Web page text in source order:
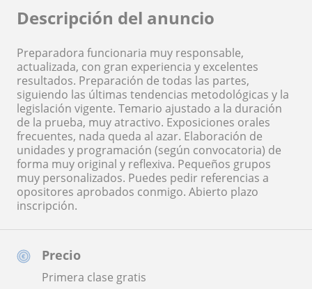
Precio
Primera clase gratis
Descripción del anuncio
Preparadora funcionaria muy responsable,
actualizada, con gran experiencia y excelentes
resultados. Preparación de todas las partes,
siguiendo las últimas tendencias metodológicas y la
legislación vigente. Temario ajustado a la duración
de la prueba, muy atractivo. Exposiciones orales
frecuentes, nada queda al azar. Elaboración de
unidades y programación (según convocatoria) de
forma muy original y reflexiva. Pequeños grupos
muy personalizados. Puedes pedir referencias a
opositores aprobados conmigo. Abierto plazo
inscripción.